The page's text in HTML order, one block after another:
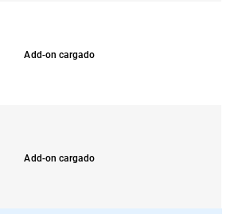
Add-on cargado
Add-on cargado